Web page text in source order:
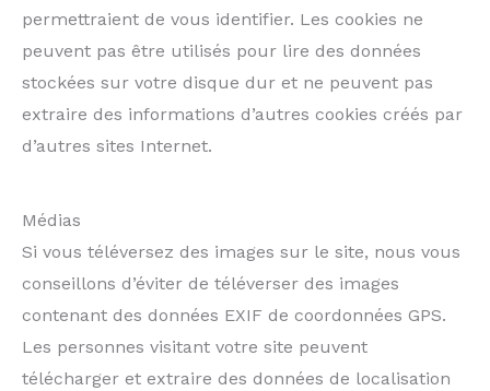
permettraient de vous identifier. Les cookies ne
peuvent pas être utilisés pour lire des données
stockées sur votre disque dur et ne peuvent pas
extraire des informations d’autres cookies créés par
d’autres sites Internet.
Médias
Si vous téléversez des images sur le site, nous vous
conseillons d’éviter de téléverser des images
contenant des données EXIF de coordonnées GPS.
Les personnes visitant votre site peuvent
télécharger et extraire des données de localisation